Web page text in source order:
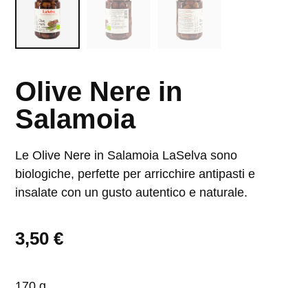
Olive Nere in
Salamoia
Le Olive Nere in Salamoia LaSelva sono
biologiche, perfette per arricchire antipasti e
insalate con un gusto autentico e naturale.
3,50€